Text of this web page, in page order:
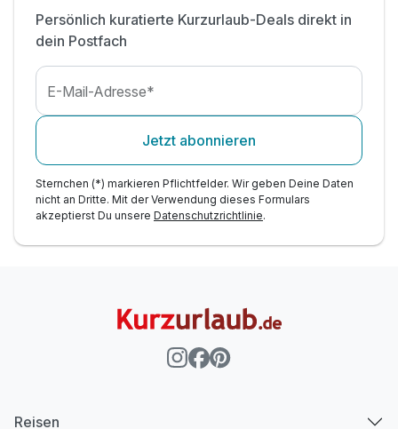
Persönlich kuratierte Kurzurlaub-Deals direkt in
dein Postfach
E-Mail-Adresse*
Jetzt abonnieren
Sternchen (*) markieren Pflichtfelder. Wir geben Deine Daten
nicht an Dritte. Mit der Verwendung dieses Formulars
akzeptierst Du unsere Datenschutzrichtlinie.
Reisen